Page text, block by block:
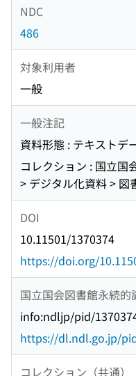
NDC
486
対象利用者
一般
一般注記
資料形態 : テキストデ
コレクション : 国立国
> デジタル化資料 > 図
DOI
10.11501/1370374
https://doi.org/
国立国会図書館永続的
info:ndljp/pid/
https://dl.ndl.go.jp/
コレクション（共通）